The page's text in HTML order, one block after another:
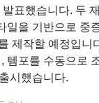
표했습니다. 두
일을 기반으로 중
제작할 예정입니
템포를 수동으로
시했습니다.